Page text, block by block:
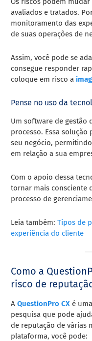
avaliados e tratados.
monitoramento das
de suas operações de
Assim, você pode se
consegue responder
coloque em risco a
Pense no uso da
Um software de gestão
processo. Essa
seu negócio,
em relação a sua
Com o apoio dessa
tornar mais consciente
processo de
Leia também:Tipos de
experiência do cliente
Como a
risco de
A QuestionPro CX é
pesquisa que pode
de reputação de várias
plataforma, você pode: